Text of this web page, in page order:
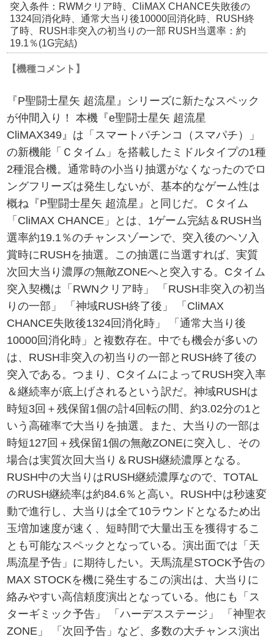
突入条件：RWMクリア時、CliMAX CHANCE失敗後の
1324回消化時、通常大当り後10000回消化時、RUSH終
了時、RUSH非突入の初当りの一部 RUSH当選率：約
19.1％(1G完結)
【機種コメント】
『P聖闘士星矢 超流星』シリーズに新たなスペック
が仲間入り！ 本機『e聖闘士星矢 超流星
CliMAX349』は「スマートパチンコ（スマパチ）」
の新機能「Ｃタイム」を搭載したミドルタイプの1種
2種混合機。通常時の小当り抽選がなくなったのでロ
ングフリーズは発生しないが、基本的なゲーム性は
概ね『P聖闘士星矢 超流星』と同じだ。Ｃタイム
「CliMAX CHANCE」とは、1ゲーム完結＆RUSH当
選率約19.1％のチャンスゾーンで、突入後のヘソ入
賞時にRUSHを抽選。この抽選に当選すれば、実質
次回大当り濃厚の無敵ZONEへと突入する。Cタイム
突入契機は「RWNクリア時」 「RUSH非突入の初当
りの一部」 「神域RUSH終了後」 「CliMAX
CHANCE失敗後1324回消化時」 「通常大当り後
10000回消化時」と複数存在。中でも機会が多いの
は、RUSH非突入の初当りの一部とRUSH終了後の
突入である。つまり、CタイムによってRUSH突入率
＆継続率が底上げされるという訳だ。神域RUSHは
時短3回＋残保留1個の計4回転の間、約3.02分の1と
いう高確率で大当りを抽選。また、大当りの一部は
時短127回＋残保留1個の無敵ZONEに突入し、その
場合は実質次回大当り＆RUSH継続濃厚となる。
RUSH中の大当りはRUSH継続濃厚なので、TOTAL
のRUSH継続率は約84.6％と高い。RUSH中は秒速変
動で進行し、大当りは全て10ラウンドとなるため出
玉増加速度が速く、短時間で大量出玉を獲得するこ
とも可能なスペックとなっている。演出面では「天
馬流星予告」に期待したい。天馬流星STOCK予告の
MAX STOCKを機に発生するこの演出は、大当りに
絡みやすい高信頼度演出となっている。他にも「ス
ターギミック予告」 「ハーデスステージ」 「神聖衣
ZONE」 「次回予告」など、多数の大チャンス演出